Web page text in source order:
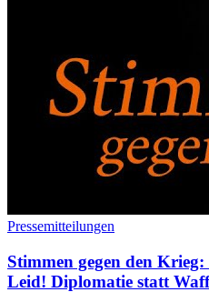
Pressemitteilungen
Stimmen gegen den
Leid! Diplomatie statt